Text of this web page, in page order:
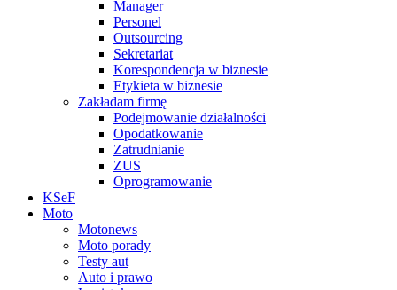
Manager
Personel
Outsourcing
Sekretariat
Korespondencja w biznesie
Etykieta w biznesie
Zakładam firmę
Podejmowanie działalności
Opodatkowanie
Zatrudnianie
ZUS
Oprogramowanie
KSeF
Moto
Motonews
Moto porady
Testy aut
Auto i prawo